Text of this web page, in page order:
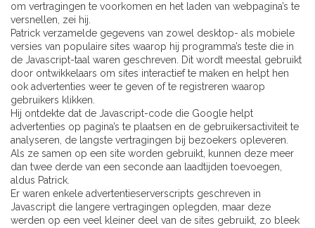
om vertragingen te voorkomen en het laden van webpagina’s te
versnellen, zei hij.
Patrick verzamelde gegevens van zowel desktop- als mobiele
versies van populaire sites waarop hij programma’s teste die in
de Javascript-taal waren geschreven. Dit wordt meestal gebruikt
door ontwikkelaars om sites interactief te maken en helpt hen
ook advertenties weer te geven of te registreren waarop
gebruikers klikken.
Hij ontdekte dat de Javascript-code die Google helpt
advertenties op pagina’s te plaatsen en de gebruikersactiviteit te
analyseren, de langste vertragingen bij bezoekers opleveren.
Als ze samen op een site worden gebruikt, kunnen deze meer
dan twee derde van een seconde aan laadtijden toevoegen,
aldus Patrick.
Er waren enkele advertentieserverscripts geschreven in
Javascript die langere vertragingen oplegden, maar deze
werden op een veel kleiner deel van de sites gebruikt, zo bleek